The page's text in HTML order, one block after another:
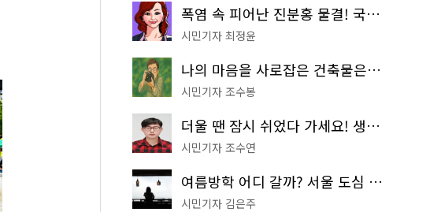
폭염 속 피어난 진분홍 물결! 국립중앙박물관 배롱나무 명소
시민기자 최정윤
나의 마음을 사로잡은 건축물은? '서울시 건축상' 수상작 공개!
시민기자 조수봉
더울 땐 잠시 쉬었다 가세요! 생수 냉장고부터 해피소·무더위쉼터까지
시민기자 조수연
여름방학 어디 갈까? 서울 도심 무료 실내 여행 코스 추천
시민기자 김은주